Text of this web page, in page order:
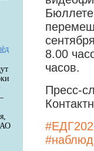
8.00
часов.
Пресс-